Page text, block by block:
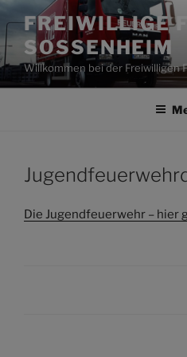
Zum
Inhalt
springen
FREIWILLIGE
SOSSENHEIM
Willkommen bei der Freiwilligen
Die Jugendfeuerwehr – hier